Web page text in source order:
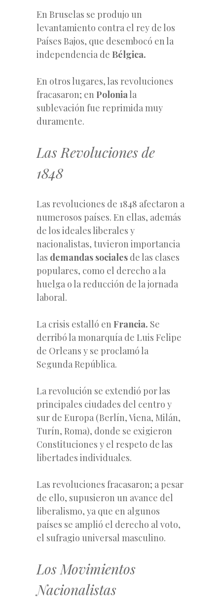
En Bruselas se produjo un
levantamiento contra el rey de los
Países Bajos, que desembocó en la
independencia de Bélgica.
En otros lugares, las revoluciones
fracasaron; en Poloniala
sublevación fue reprimida muy
duramente.
Las Revoluciones de
1848
Las revoluciones de 1848 afectaron a
numerosos países. En ellas, además
de los ideales liberales y
nacionalistas, tuvieron importancia
las demandas sociales de las clases
populares, como el derecho a la
huelga o la reducción de la jornada
laboral.
La crisis estalló en Francia. Se
derribó la monarquía de Luis Felipe
de Orleans y se proclamó la
Segunda República.
La revolución se extendió por las
principales ciudades del centro y
sur de Europa (Berlín, Viena, Milán,
Turín, Roma), donde se exigieron
Constituciones y el respeto de las
libertades individuales.
Las revoluciones fracasaron; a pesar
de ello, supusieron un avance del
liberalismo, ya que en algunos
países se amplió el derecho al voto,
el sufragio universal masculino.
Los Movimientos
Nacionalistas